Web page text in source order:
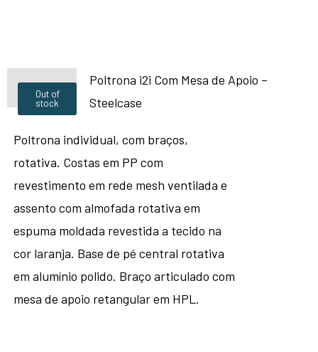
Out of
stock
Poltrona i2i Com Mesa de Apoio –
Steelcase
Poltrona individual, com braços,
rotativa. Costas em PP com
revestimento em rede mesh ventilada e
assento com almofada rotativa em
espuma moldada revestida a tecido na
cor laranja. Base de pé central rotativa
em alumínio polido. Braço articulado com
mesa de apoio retangular em HPL.